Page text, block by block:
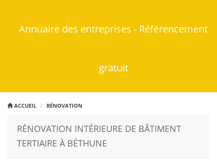
Annuaire des entreprises - Référencement
gratuit
ACCUEIL RÉNOVATION
RÉNOVATION INTÉRIEURE DE BÂTIMENT
TERTIAIRE À BÉTHUNE